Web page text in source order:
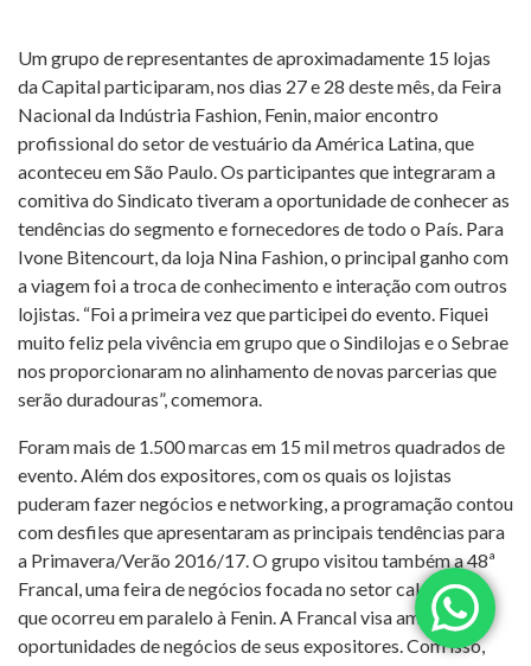
Um grupo de representantes de aproximadamente 15 lojas
da Capital participaram, nos dias 27 e 28 deste mês, da Feira
Nacional da Indústria Fashion, Fenin, maior encontro
profissional do setor de vestuário da América Latina, que
aconteceu em São Paulo. Os participantes que integraram a
comitiva do Sindicato tiveram a oportunidade de conhecer as
tendências do segmento e fornecedores de todo o País. Para
Ivone Bitencourt, da loja Nina Fashion, o principal ganho com
a viagem foi a troca de conhecimento e interação com outros
lojistas. “Foi a primeira vez que participei do evento. Fiquei
muito feliz pela vivência em grupo que o Sindilojas e o Sebrae
nos proporcionaram no alinhamento de novas parcerias que
serão duradouras”, comemora.
Foram mais de 1.500 marcas em 15 mil metros quadrados de
evento. Além dos expositores, com os quais os lojistas
puderam fazer negócios e networking, a programação contou
com desfiles que apresentaram as principais tendências para
a Primavera/Verão 2016/17. O grupo visitou também a 48ª
Francal, uma feira de negócios focada no setor calçadista,
que ocorreu em paralelo à Fenin. A Francal visa ampliar as
oportunidades de negócios de seus expositores. Com isso,